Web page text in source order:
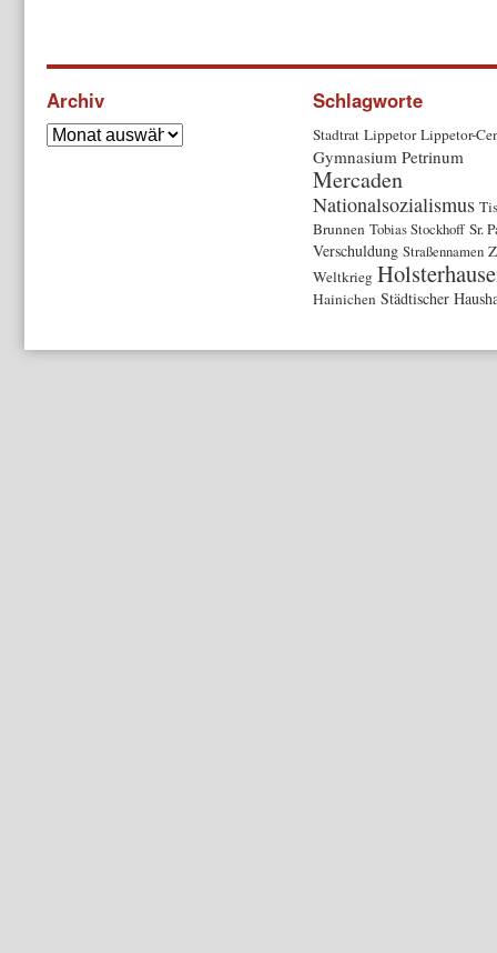
Archiv Schlagworte
Stadtrat Lippetor Lippetor-
Gymnasium Petrinum
Mercaden
Nationalsozialismus
Brunnen Tobias Stockhoff Sr.
Verschuldung Straßennamen
Weltkrieg
Hainichen Städtischer